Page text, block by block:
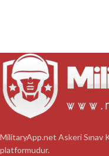
MilitaryApp.net Askeri Sınav
platformudur.